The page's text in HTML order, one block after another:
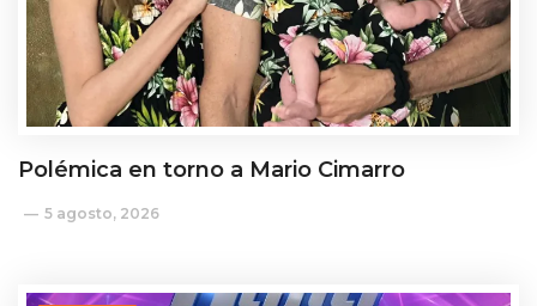
Polémica en torno a Mario Cimarro
5 agosto, 2026